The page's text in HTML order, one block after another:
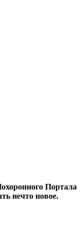
Портала
нечто новое.